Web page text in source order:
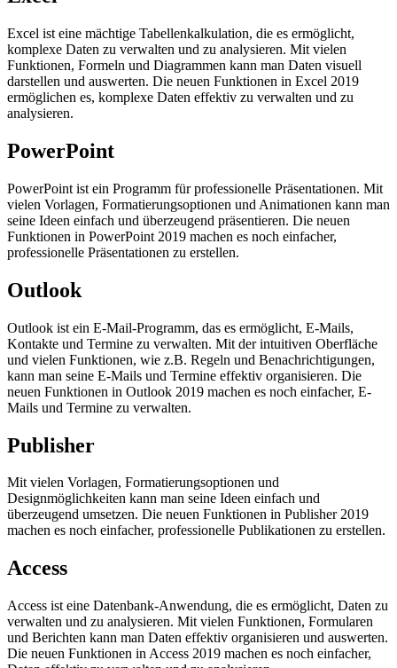
Excel ist eine mächtige Tabellenkalkulation, die es ermöglicht,
komplexe Daten zu verwalten und zu analysieren. Mit vielen
Funktionen, Formeln und Diagrammen kann man Daten visuell
darstellen und auswerten. Die neuen Funktionen in Excel 2019
ermöglichen es, komplexe Daten effektiv zu verwalten und zu
analysieren.
PowerPoint
PowerPoint ist ein Programm für professionelle Präsentationen. Mit
vielen Vorlagen, Formatierungsoptionen und Animationen kann man
seine Ideen einfach und überzeugend präsentieren. Die neuen
Funktionen in PowerPoint 2019 machen es noch einfacher,
professionelle Präsentationen zu erstellen.
Outlook
Outlook ist ein E-Mail-Programm, das es ermöglicht, E-Mails,
Kontakte und Termine zu verwalten. Mit der intuitiven Oberfläche
und vielen Funktionen, wie z.B. Regeln und Benachrichtigungen,
kann man seine E-Mails und Termine effektiv organisieren. Die
neuen Funktionen in Outlook 2019 machen es noch einfacher, E-
Mails und Termine zu verwalten.
Publisher
Mit vielen Vorlagen, Formatierungsoptionen und
Designmöglichkeiten kann man seine Ideen einfach und
überzeugend umsetzen. Die neuen Funktionen in Publisher 2019
machen es noch einfacher, professionelle Publikationen zu erstellen.
Access
Access ist eine Datenbank-Anwendung, die es ermöglicht, Daten zu
verwalten und zu analysieren. Mit vielen Funktionen, Formularen
und Berichten kann man Daten effektiv organisieren und auswerten.
Die neuen Funktionen in Access 2019 machen es noch einfacher,